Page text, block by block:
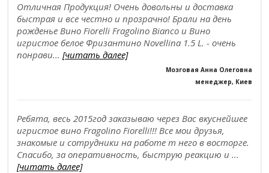
Отличная Продукция! Очень довольны и доставка
быстрая и все честно и прозрачно! Брали на день
рожденье Вино Fiorelli Fragolino Bianco и Вино
игристое белое Фризантино Novellina 1.5 L. - очень
понрави... [читать далее]
Мозговая Анна Олеговна
менеджер, Киев
Ребята, весь 2015год заказываю через Вас вкуснейшее
игристое вино Fragolino Fiorelli!!! Все мои друзья,
знакомые и сотрудники на работе т него в восторге.
Спасибо, за оперативность, быструю реакцию и ...
[читать далее]